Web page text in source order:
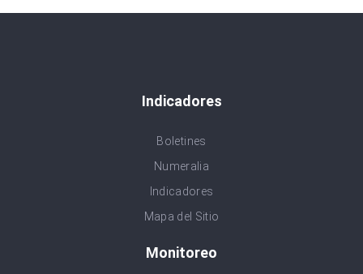
Indicadores
Boletines
Numeralia
Indicadores
Mapa del Sitio
Monitoreo